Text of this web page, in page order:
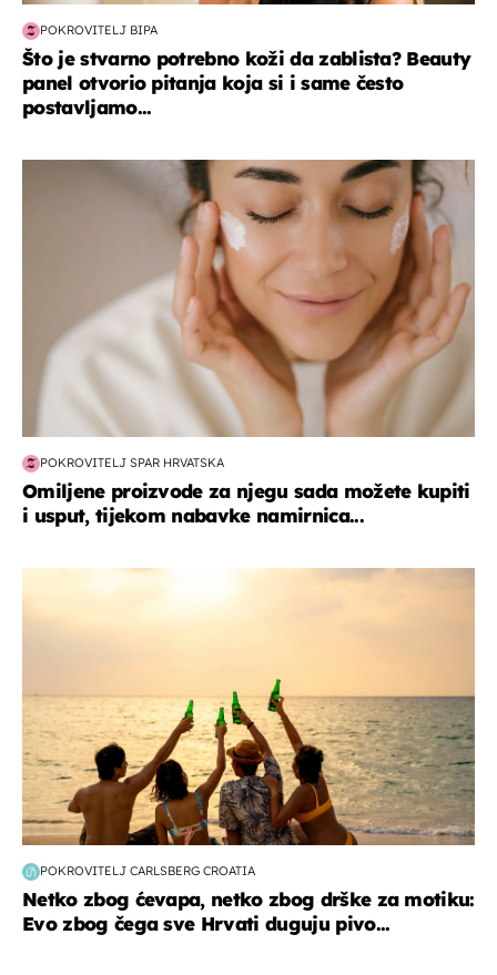
POKROVITELJ BIPA
Što je stvarno potrebno koži da zablista? Beauty
panel otvorio pitanja koja si i same često
postavljamo...
moda & ljepota
POKROVITELJ SPAR HRVATSKA
Omiljene proizvode za njegu sada možete kupiti
i usput, tijekom nabavke namirnica...
POKROVITELJ CARLSBERG CROATIA
Netko zbog ćevapa, netko zbog drške za motiku:
Evo zbog čega sve Hrvati duguju pivo...